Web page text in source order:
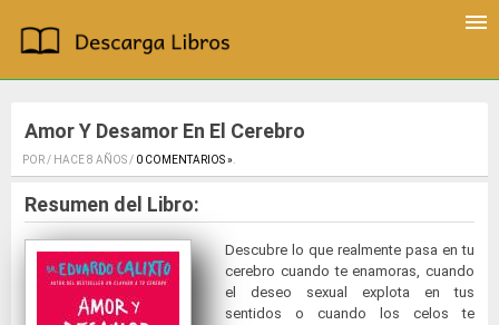
Amor Y Desamor En El Cerebro
POR / HACE 8 AÑOS / 0 COMENTARIOS ».
Resumen del Libro:
Descubre lo que realmente pasa en tu
cerebro cuando te enamoras, cuando
el deseo sexual explota en tus
sentidos o cuando los celos te